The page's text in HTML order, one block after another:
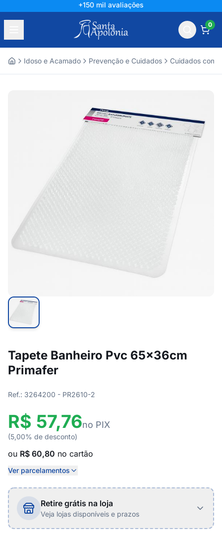
+150 mil avaliações
0
Idoso e Acamado Prevenção e Cuidados Cuidados com
Tapete Banheiro Pvc 65x36cm
Primafer
Ref.: 3264200 - PR2610-2
R$ 57,76no PIX
(5,00% de desconto)
ou R$ 60,80 no cartão
Ver parcelamentos
Retire grátis na loja
Veja lojas disponíveis e prazos